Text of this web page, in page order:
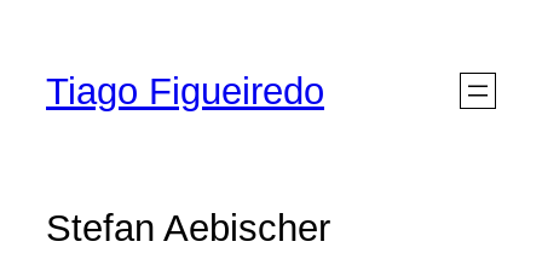
content
Tiago Figueiredo
Stefan Aebischer